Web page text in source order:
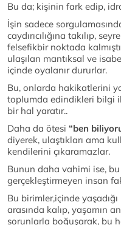
Bu da; kişinin fark edip,
İşin sadece
caydırıcılığına takılıp,
felsefikbir noktada
ulaşılan mantıksal ve
içinde oyalanır dururlar.
Bu, onlarda hakikatlerini
toplumda edindikleri bilgi
bir hal yaratır..
Daha da ötesi “ben
diyerek, ulaştıkları ama
kendilerini çıkaramazlar.
Bunun daha vahimi ise,
gerçekleştirmeyen insan
Bu birimler,içinde yaşadığı
arasında kalıp, yaşamın
sorunlarla boğuşarak, bu